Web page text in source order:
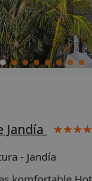
Jandía
- Jandía